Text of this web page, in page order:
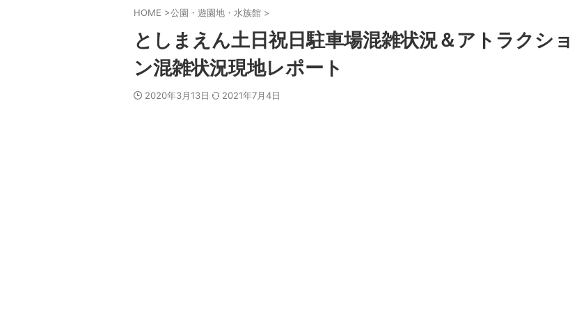
HOME >公園・遊園地・水族館 >
としまえん土日祝日駐車場混雑状況＆アトラクショ
ン混雑状況現地レポート
2020年3月13日 2021年7月4日